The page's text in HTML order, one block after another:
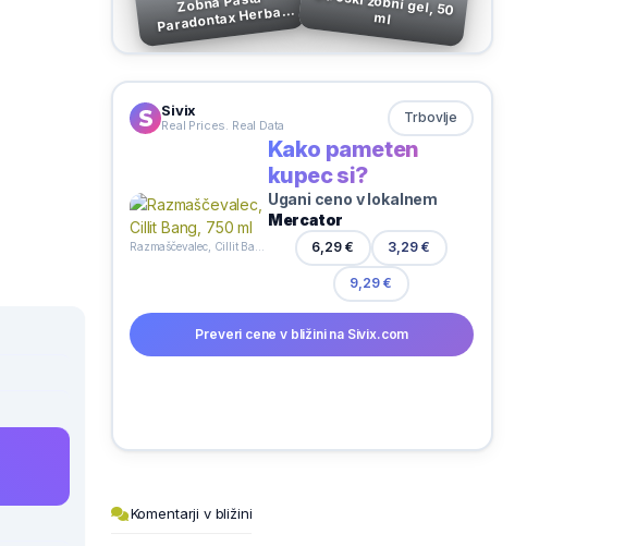
Paradontax Herbal
75 ml
ml
Sivix
Real Prices. Real Data Trbovlje
Kako pameten
kupec si?
Ugani ceno v lokalnem
Mercator
6,29 € 3,29 €
9,29 €
Preveri cene v bližini na Sivix.com
Komentarji v bližini